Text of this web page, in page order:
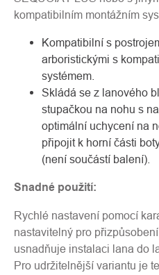
kompatibilním montážním
Kompatibilní s
arboristickými s
systémem.
Skládá se z lanového
stupačkou na nohu s
optimální uchycení na
připojit k horní části
(není součástí balení).
Snadné použití:
Rychlé nastavení pomocí
nastavitelný pro
usnadňuje instalaci lana do
Pro udržitelnější variantu je